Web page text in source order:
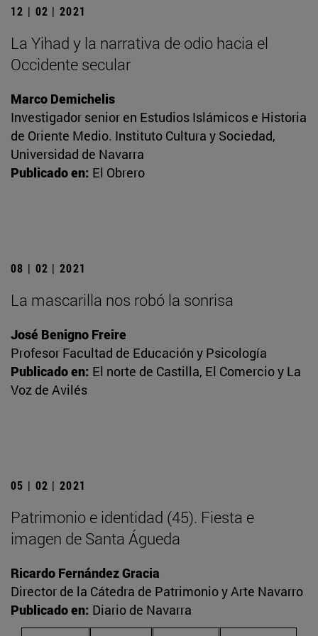
12 | 02 | 2021
La Yihad y la narrativa de odio hacia el
Occidente secular
Marco Demichelis
Investigador senior en Estudios Islámicos e Historia
de Oriente Medio. Instituto Cultura y Sociedad,
Universidad de Navarra
Publicado en: El Obrero
08 | 02 | 2021
La mascarilla nos robó la sonrisa
José Benigno Freire
Profesor Facultad de Educación y Psicología
Publicado en: El norte de Castilla, El Comercio y La
Voz de Avilés
05 | 02 | 2021
Patrimonio e identidad (45). Fiesta e
imagen de Santa Águeda
Ricardo Fernández Gracia
Director de la Cátedra de Patrimonio y Arte Navarro
Publicado en: Diario de Navarra